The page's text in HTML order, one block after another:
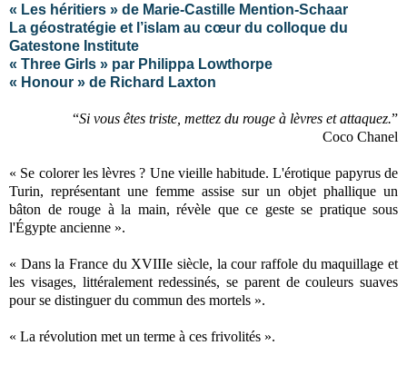
« Les héritiers » de Marie-Castille Mention-Schaar
La géostratégie et l’islam au cœur du colloque du
Gatestone Institute
« Three Girls » par Philippa Lowthorpe
« Honour » de Richard Laxton
“Si vous êtes triste, mettez du rouge à lèvres et attaquez.”
Coco Chanel
« Se colorer les lèvres ? Une vieille habitude. L'érotique papyrus de
Turin, représentant une femme assise sur un objet phallique un
bâton de rouge à la main, révèle que ce geste se pratique sous
l'Égypte ancienne ».
« Dans la France du XVIIIe siècle, la cour raffole du maquillage et
les visages, littéralement redessinés, se parent de couleurs suaves
pour se distinguer du commun des mortels ».
« La révolution met un terme à ces frivolités ».